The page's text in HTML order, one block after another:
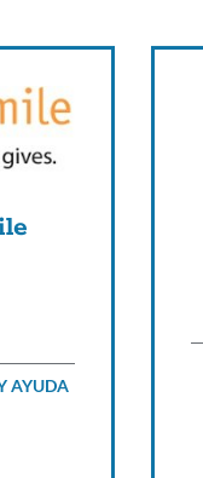
sección
AYUDA